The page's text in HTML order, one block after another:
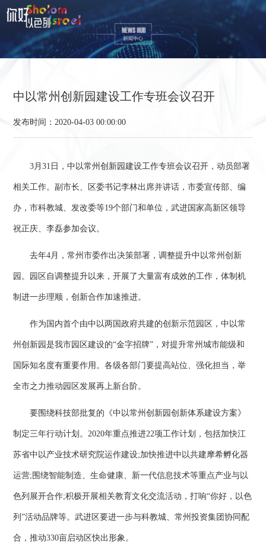
中以常州创新园建设工作专班会议召开
发布时间：2020-04-03 00:00:00
3月31日，中以常州创新园建设工作专班会议召开，动员部署
相关工作。副市长、区委书记李林出席并讲话，市委宣传部、编
办，市科教城、发改委等19个部门和单位，武进国家高新区领导
祝正庆、李磊参加会议。
去年4月，常州市委作出决策部署，调整提升中以常州创新
园。园区自调整提升以来，开展了大量富有成效的工作，体制机
制进一步理顺，创新合作加速推进。
作为国内首个由中以两国政府共建的创新示范园区，中以常
州创新园是我市园区建设的“金字招牌”，对提升常州城市能级和
国际知名度有重要作用。各级各部门要提高站位、强化担当，举
全市之力推动园区发展再上新台阶。
要围绕科技部批复的《中以常州创新园创新体系建设方案》
制定三年行动计划。2020年重点推进22项工作计划，包括加快江
苏省中以产业技术研究院运作建设;加快推进中以共建摩希孵化器
运营;围绕智能制造、生命健康、新一代信息技术等重点产业与以
色列展开合作;积极开展相关教育文化交流活动，打响“你好，以色
列”活动品牌等。武进区要进一步与科教城、常州投资集团协同配
合，推动330亩启动区快出形象。